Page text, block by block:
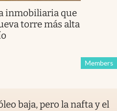
inmobiliaria que
torre más alta
Members
baja, pero la nafta y el